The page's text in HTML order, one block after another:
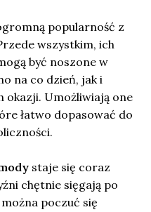
popularność z
wszystkim, ich
być noszone w
na co dzień, jak i
okazji. Umożliwiają one
łatwo dopasować do
staje się coraz
chętnie sięgają po
poczuć się